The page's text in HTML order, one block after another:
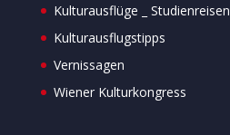
Kulturausflüge _ Studienreisen
Kulturausflugstipps
Vernissagen
Wiener Kulturkongress